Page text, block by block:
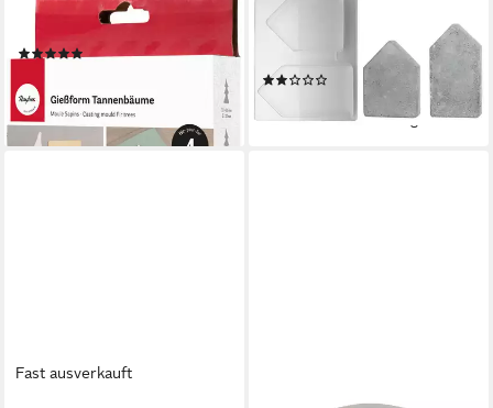
RAYHER
Modellierwerkzeug
(1)
lieferbar - in 4-5 Werktagen bei dir
RAYHER
Modellierwerkzeug Gießform
2 Häuser, 13,5 - 16,5 cm
13,77 €
lieferbar - in 4-5 Werktagen bei dir
Fast ausverkauft